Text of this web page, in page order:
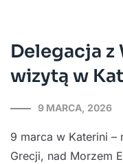
Delegacja z
wizytą w
9 MARCA, 2026
9 marca w Katerini –
Grecji, nad Morzem